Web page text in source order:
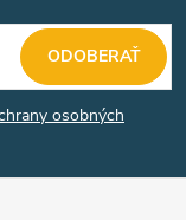
osobných
ODOBERAŤ